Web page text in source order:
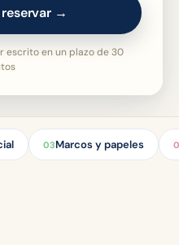
→
escrito en un plazo de 30
03Marcos y papeles